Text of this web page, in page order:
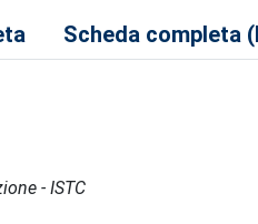
Scheda completa
- ISTC